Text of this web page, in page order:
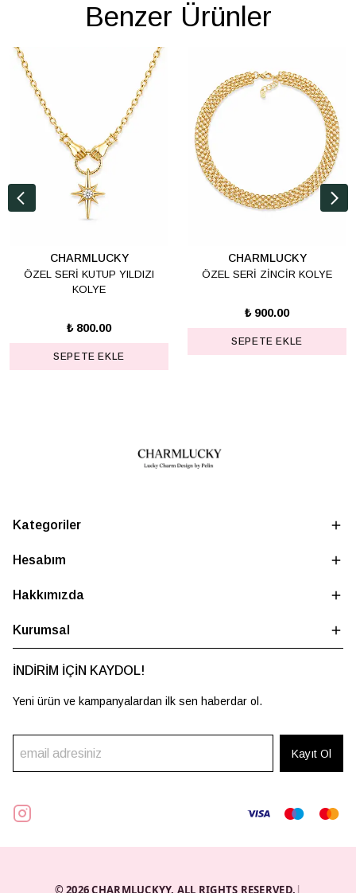
Benzer Ürünler
CHARMLUCKY
ÖZEL SERİ KUTUP YILDIZI
KOLYE
₺ 800.00
SEPETE EKLE
CHARMLUCKY
ÖZEL SERİ ZİNCİR KOLYE
₺ 900.00
SEPETE EKLE
Kategoriler
Hesabım
Hakkımızda
Kurumsal
İNDİRİM İÇİN KAYDOL!
Yeni ürün ve kampanyalardan ilk sen haberdar ol.
Kayıt Ol
© 2026 CHARMLUCKYY. ALL RIGHTS RESERVED. |